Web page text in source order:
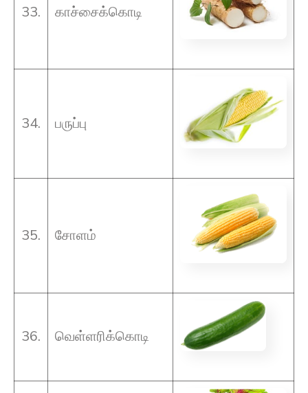
33. காச்சைக்கொடி
34. பருப்பு
35. சோளம்
36. வெள்ளரிக்கொடி